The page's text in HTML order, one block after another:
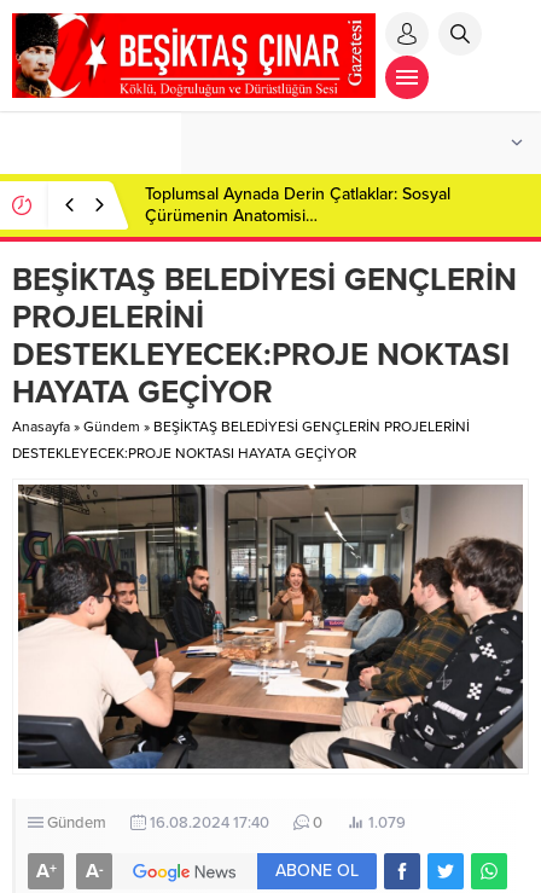
Toplumsal Aynada Derin Çatlaklar: Sosyal
Çürümenin Anatomisi…
BEŞİKTAŞ BELEDİYESİ GENÇLERİN
PROJELERİNİ
DESTEKLEYECEK:PROJE NOKTASI
HAYATA GEÇİYOR
Anasayfa » Gündem » BEŞİKTAŞ BELEDİYESİ GENÇLERİN PROJELERİNİ
DESTEKLEYECEK:PROJE NOKTASI HAYATA GEÇİYOR
Gündem 16.08.2024 17:40 0 1.079
A+ A- ABONE OL